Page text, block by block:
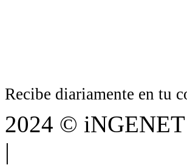
Recibe diariamente en tu
2024 © iNGENET
|